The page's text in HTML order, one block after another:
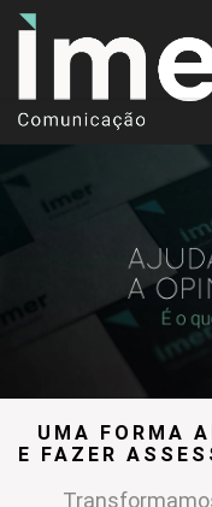
UMA FORMA
E FAZER